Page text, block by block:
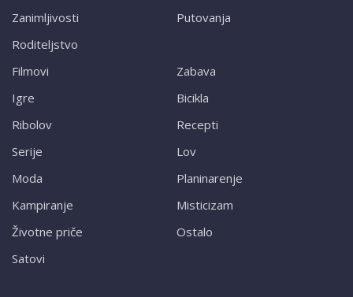
Zanimljivosti
Roditeljstvo
Putovanja
Filmovi
Igre
Ribolov
Serije
Moda
Kampiranje
Životne priče
Satovi
Zabava
Bicikla
Recepti
Lov
Planinarenje
Misticizam
Ostalo